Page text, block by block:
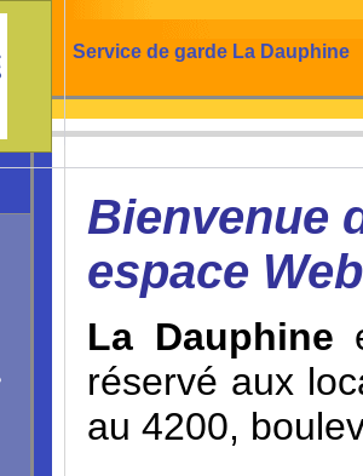
Service de garde La Dauphine
Bienvenue
espace
La Dauphine
réservé aux
au 4200,